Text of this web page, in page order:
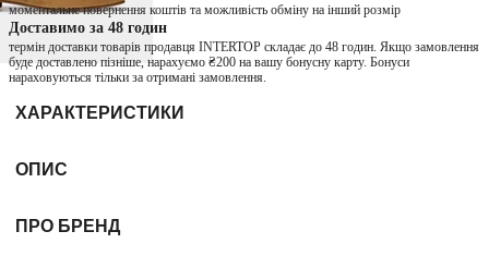
моментальне повернення коштів та можливість обміну на інший розмір
Доставимо за 48 годин
термін доставки товарів продавця INTERTOP складає до 48 годин. Якщо замовлення
буде доставлено пізніше, нарахуємо ₴200 на вашу бонусну карту. Бонуси
нараховуються тільки за отримані замовлення.
ХАРАКТЕРИСТИКИ
ОПИС
ПРО БРЕНД